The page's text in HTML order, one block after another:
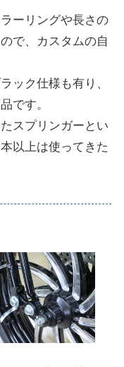
ーリングや長さの
で、カスタムの自
ック仕様も有り、
です。
スプリンガーとい
以上は使ってきた